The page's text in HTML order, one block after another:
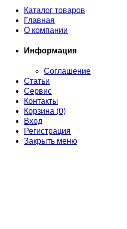
Каталог товаров
Главная
О компании
Информация
Соглашение
Статьи
Сервис
Контакты
Корзина (0)
Вход
Регистрация
Закрыть меню